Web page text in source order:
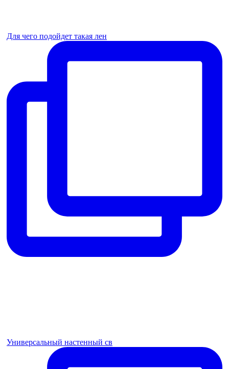
Для чего подойдет такая лен
Универсальный настенный св